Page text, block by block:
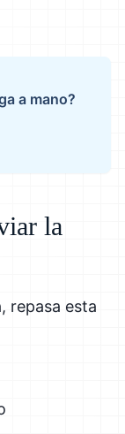
a mano?
la
repasa esta